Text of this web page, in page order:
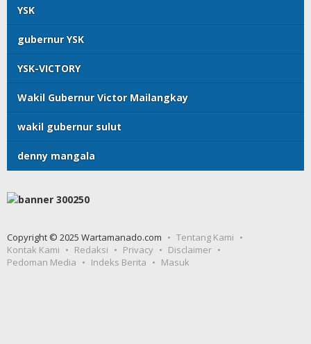
YSK
gubernur YSK
YSK-VICTORY
Wakil Gubernur Victor Mailangkay
wakil gubernur sulut
denny mangala
Copyright © 2025 Wartamanado.com
Tentang Kami
Kontak Kami
Redaksi Privacy
Disclaimer
Pedoman Media
Indeks Berita Masuk